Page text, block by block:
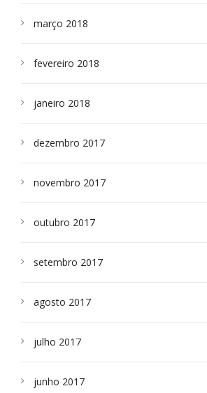
março 2018
fevereiro 2018
janeiro 2018
dezembro 2017
novembro 2017
outubro 2017
setembro 2017
agosto 2017
julho 2017
junho 2017